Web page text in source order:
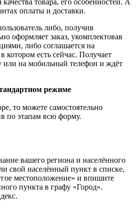
товара, его особенностей. А
оплаты и доставки.
либо, получив
оформляет заказ, укомплектовав
либо соглашается на
котором есть сейчас. Получает
или на мобильный телефон и ждёт
режиме
то можете самостоятельно
по этапам всю форму.
вашего региона и населённого
свой населённый пункт в списке,
местоположение» и впишите
пункта в графу «Город».